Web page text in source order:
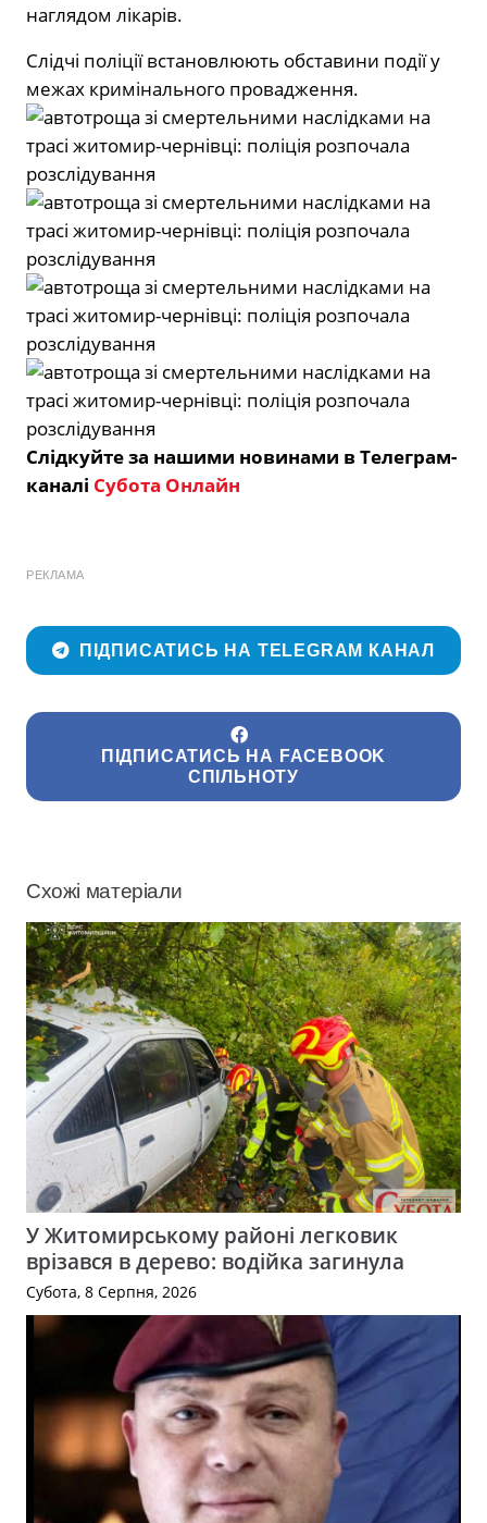
наглядом лікарів.
Слідчі поліції встановлюють обставини події у
межах кримінального провадження.
Слідкуйте за нашими новинами в Телеграм-
каналі Субота Онлайн
РЕКЛАМА
ПІДПИСАТИСЬ НА TELEGRAM КАНАЛ
ПІДПИСАТИСЬ НА FACEBOOK
СПІЛЬНОТУ
Схожі матеріали
У Житомирському районі легковик
врізався в дерево: водійка загинула
Субота, 8 Серпня, 2026